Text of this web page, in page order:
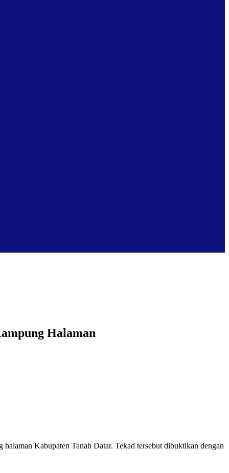
Halaman
Kabupaten Tanah Datar. Tekad tersebut dibuktikan dengan